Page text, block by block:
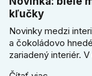
kľučky
Novinky medzi
a čokoládovo
zariadený interiér.